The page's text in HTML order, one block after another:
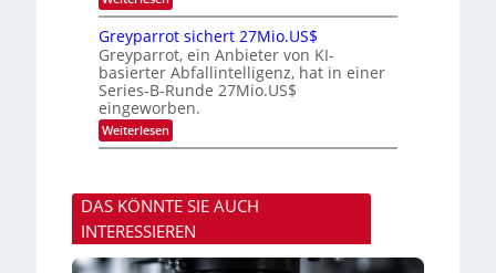
b
j
a
h
r
e
D
A
C
H
-
I
n
d
t
r
i
e
z
o
n
P
h
o
t
o
n
i
c
u
b
M
t
s
u
b
i
s
h
i
e
c
t
r
i
Greyparrot sichert 27Mio.US$
Greyparrot, ein Anbieter von KI-
basierter Abfallintelligenz, hat in einer
Series-B-Runde 27Mio.US$
eingeworben.
Weiterlesen:
G
y
p
r
o
DAS KÖNNTE SIE AUCH
INTERESSIEREN